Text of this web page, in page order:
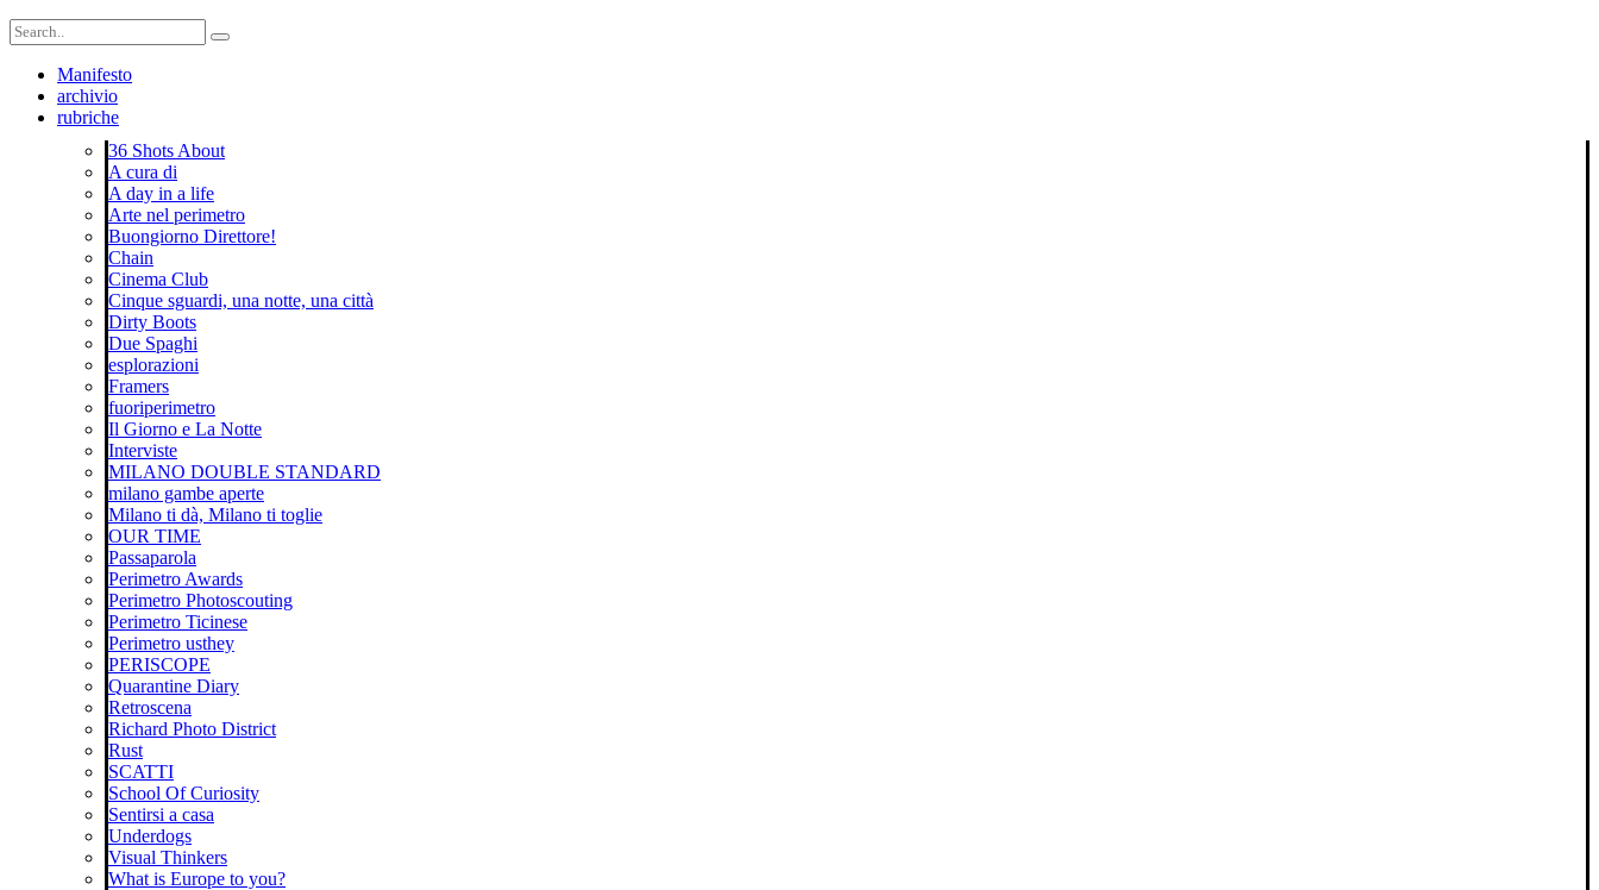
Manifesto
archivio
rubriche
36 Shots About
A cura di
A day in a life
Arte nel perimetro
Buongiorno Direttore!
Chain
Cinema Club
Cinque sguardi, una notte, una città
Dirty Boots
Due Spaghi
esplorazioni
Framers
fuoriperimetro
Il Giorno e La Notte
Interviste
MILANO DOUBLE STANDARD
milano gambe aperte
Milano ti dà, Milano ti toglie
OUR TIME
Passaparola
Perimetro Awards
Perimetro Photoscouting
Perimetro Ticinese
Perimetro usthey
PERISCOPE
Quarantine Diary
Retroscena
Richard Photo District
Rust
SCATTI
School Of Curiosity
Sentirsi a casa
Underdogs
Visual Thinkers
What is Europe to you?